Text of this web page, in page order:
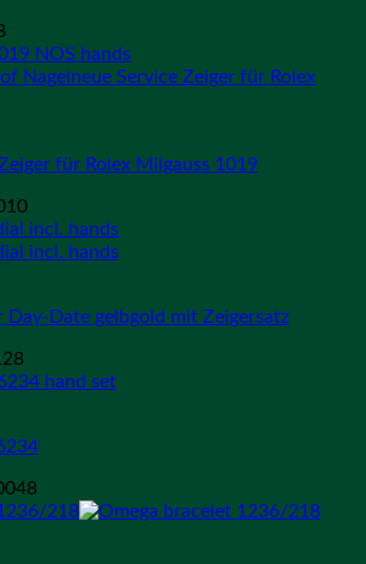
für Rolex Milgauss 1019
Day-Date gelbgold mit Zeigersatz